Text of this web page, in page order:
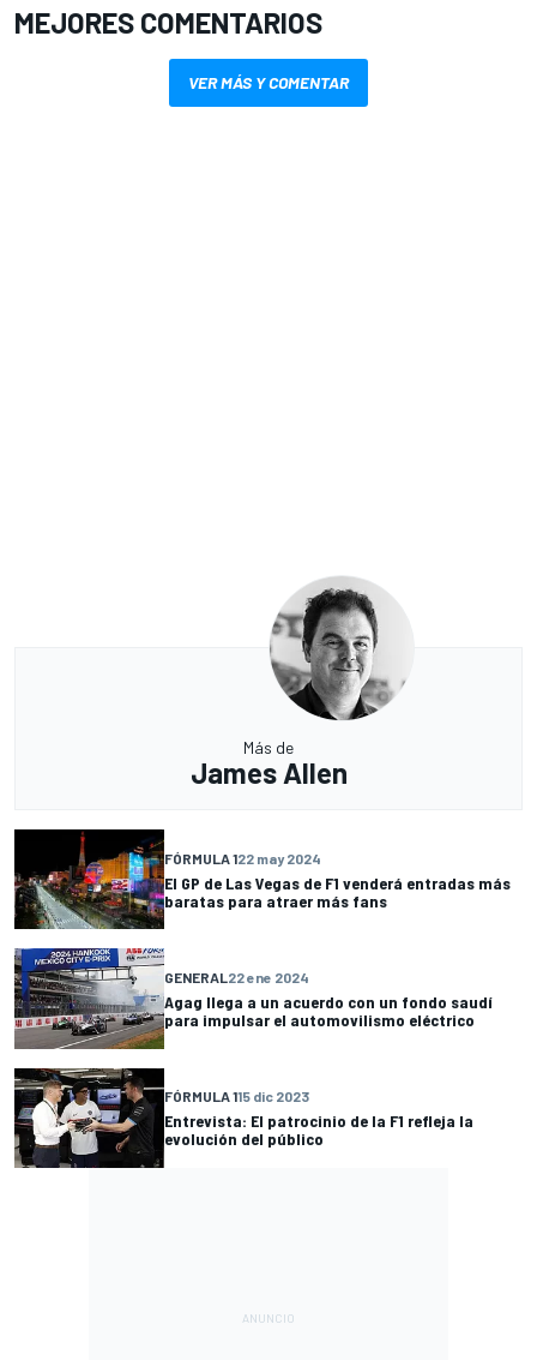
MEJORES COMENTARIOS
VER MÁS Y COMENTAR
Más de
James Allen
FÓRMULA 122 may 2024
El GP de Las Vegas de F1 venderá entradas más
baratas para atraer más fans
GENERAL22 ene 2024
Agag llega a un acuerdo con un fondo saudí
para impulsar el automovilismo eléctrico
FÓRMULA 115 dic 2023
Entrevista: El patrocinio de la F1 refleja la
evolución del público